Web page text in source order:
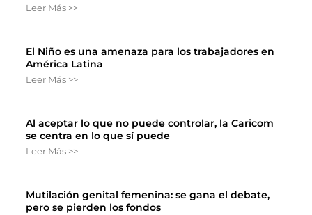
Leer Más >>
El Niño es una amenaza para los trabajadores en
América Latina
Leer Más >>
Al aceptar lo que no puede controlar, la Caricom
se centra en lo que sí puede
Leer Más >>
Mutilación genital femenina: se gana el debate,
pero se pierden los fondos